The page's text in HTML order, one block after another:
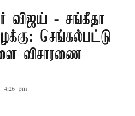
விஜய் - சங்கீதா
செங்கல்பட்டு
விசாரணை
4:26 pm